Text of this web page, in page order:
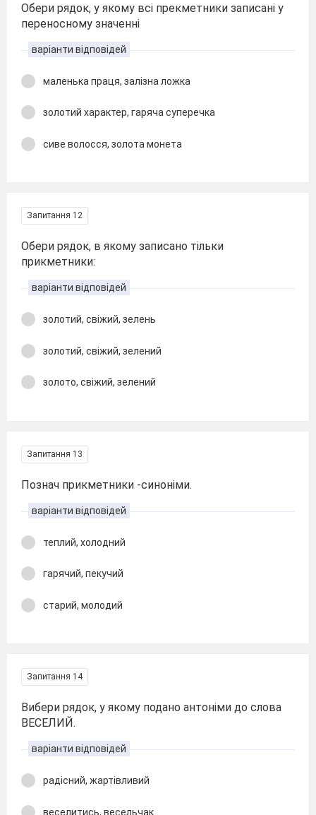
Обери рядок, у якому всі прекметники записані у
переносному значенні
варіанти відповідей
маленька праця, залізна ложка
золотий характер, гаряча суперечка
сиве волосся, золота монета
Запитання 12
Обери рядок, в якому записано тільки
прикметники:
варіанти відповідей
золотий, свіжий, зелень
золотий, свіжий, зелений
золото, свіжий, зелений
Запитання 13
Познач прикметники -синоніми.
варіанти відповідей
теплий, холодний
гарячий, пекучий
старий, молодий
Запитання 14
Вибери рядок, у якому подано антоніми до слова
ВЕСЕЛИЙ.
варіанти відповідей
радісний, жартівливий
веселитись, весельчак